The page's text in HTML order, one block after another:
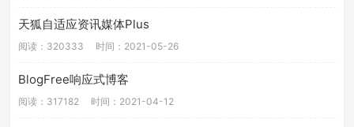
天狐自适应资讯媒体Plus
阅读：320333 时间：2021-05-26
BlogFree响应式博客
阅读：317182 时间：2021-04-12